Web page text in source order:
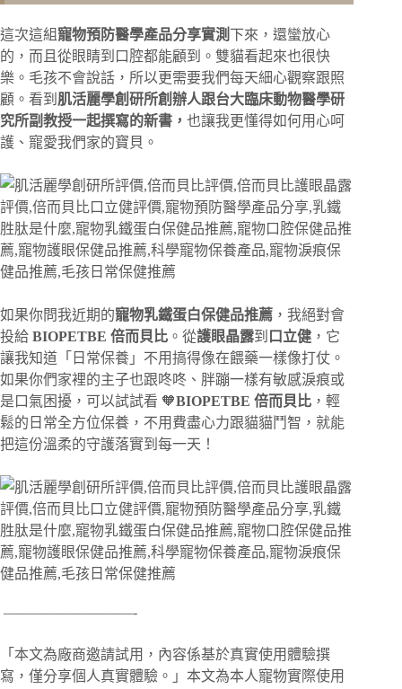
這次這組 寵物預防醫學產品分享實測 下來，還蠻放心
的，而且從眼睛到口腔都能顧到。雙貓看起來也很快
樂。毛孩不會說話，所以更需要我們每天細心觀察跟照
顧。看到 肌活麗學創研所創辦人跟台大臨床動物醫學研
究所副教授一起撰寫的新書， 也讓我更懂得如何用心呵
護、寵愛我們家的寶貝。
如果你問我近期的寵物乳鐵蛋白保健品推薦 ，我絕對會
投給 BIOPETBE 倍而貝比 。從護眼晶露到 口立健 ，它
讓我知道「日常保養」不用搞得像在餵藥一樣像打仗。
如果你們家裡的主子也跟咚咚、胖蹦一樣有敏感淚痕或
是口氣困擾，可以試試看 🧡BIOPETBE 倍而貝比 ，輕
鬆的日常全方位保養，不用費盡心力跟貓貓鬥智，就能
把這份溫柔的守護落實到每一天！
—————————-
「本文為廠商邀請試用，內容係基於真實使用體驗撰
寫，僅分享個人真實體驗。」 本文為本人寵物實際使用